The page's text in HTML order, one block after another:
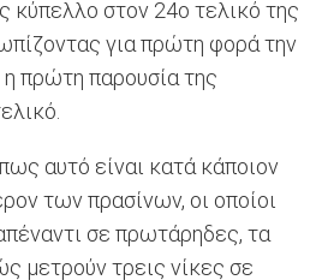
κύπελλο στον 24ο τελικό της
για πρώτη φορά την
πρώτη παρουσία της
αυτό είναι κατά κάποιον
των πρασίνων, οι οποίοι
σε πρωτάρηδες, τα
μετρούν τρεις νίκες σε